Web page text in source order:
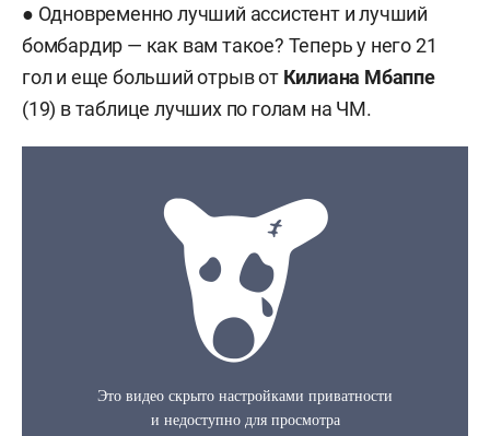
● Одновременно лучший ассистент и лучший
бомбардир — как вам такое? Теперь у него 21
гол и еще больший отрыв от Килиана Мбаппе
(19) в таблице лучших по голам на ЧМ.